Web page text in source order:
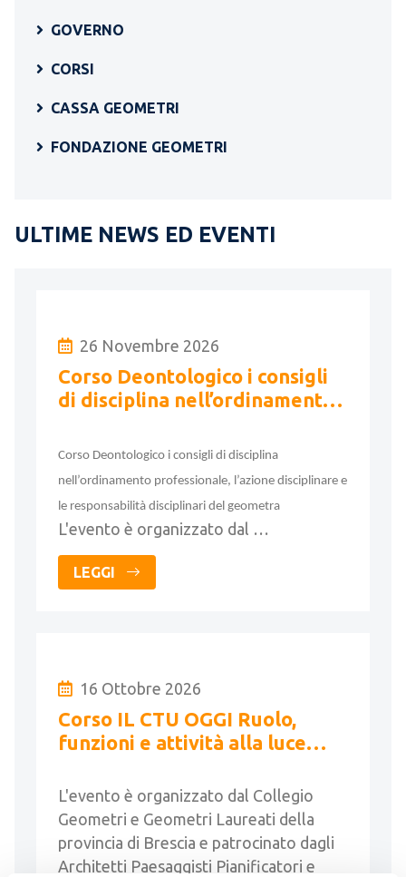
GOVERNO
CORSI
CASSA GEOMETRI
FONDAZIONE GEOMETRI
ULTIME NEWS ED EVENTI
26 Novembre 2026
Corso Deontologico i consigli
di disciplina nell’ordinamento
disciplinare ..
Corso Deontologico i consigli di disciplina
nell’ordinamento professionale, l’azione disciplinare e
le responsabilità disciplinari del geometra
L'evento è organizzato dal …
LEGGI
16 Ottobre 2026
Corso IL CTU OGGI Ruolo,
funzioni e attività alla luce
L'evento è organizzato dal Collegio
Geometri e Geometri Laureati della
provincia di Brescia e patrocinato dagli
Architetti Paesaggisti Pianificatori e